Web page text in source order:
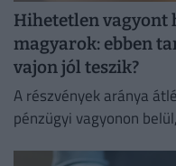
Hihetetlen vagyont
magyarok: ebben
vajon jól teszik?
A részvények aránya
pénzügyi vagyonon